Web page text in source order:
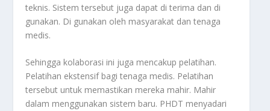
teknis. Sistem tersebut juga dapat di terima dan di
gunakan. Di gunakan oleh masyarakat dan tenaga
medis.
Sehingga kolaborasi ini juga mencakup pelatihan.
Pelatihan ekstensif bagi tenaga medis. Pelatihan
tersebut untuk memastikan mereka mahir. Mahir
dalam menggunakan sistem baru. PHDT menyadari